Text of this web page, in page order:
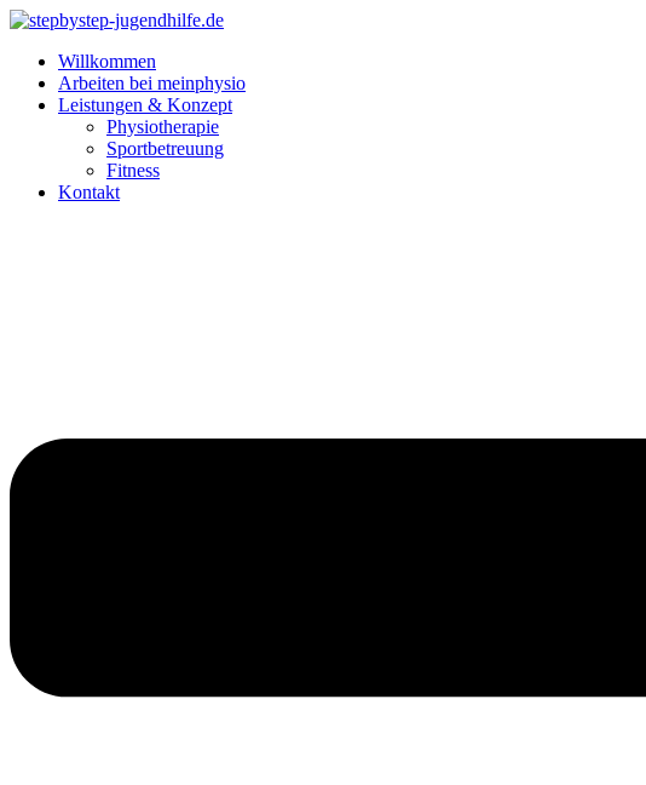
Willkommen
Arbeiten bei meinphysio
Leistungen & Konzept
Physiotherapie
Sportbetreuung
Fitness
Kontakt